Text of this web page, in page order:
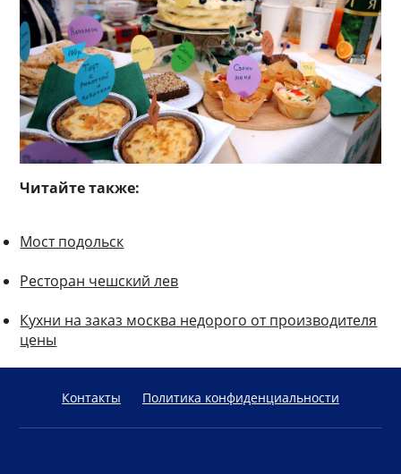
Читайте также:
Мост подольск
Ресторан чешский лев
Кухни на заказ москва недорого от производителя
цены
Контакты Политика конфиденциальности